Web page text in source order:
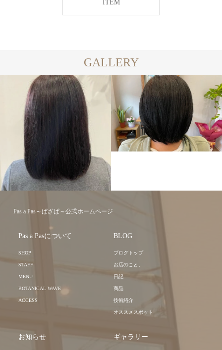
ITEM
GALLERY
SHORT
Pas a Pas～ぱざぱ～公式ホームページ
Pas a Pasについて
SHOP
STAFF
MENU
BOTANICAL WAVE
ACCESS
BLOG
ブログトップ
お店のこと。
日記
商品
技術紹介
オススメスポット
お知らせ ギャラリー